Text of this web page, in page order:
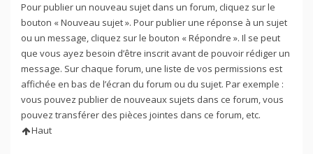
Pour publier un nouveau sujet dans un forum, cliquez sur le
bouton « Nouveau sujet ». Pour publier une réponse à un sujet
ou un message, cliquez sur le bouton « Répondre ». Il se peut
que vous ayez besoin d’être inscrit avant de pouvoir rédiger un
message. Sur chaque forum, une liste de vos permissions est
affichée en bas de l’écran du forum ou du sujet. Par exemple :
vous pouvez publier de nouveaux sujets dans ce forum, vous
pouvez transférer des pièces jointes dans ce forum, etc.
Haut